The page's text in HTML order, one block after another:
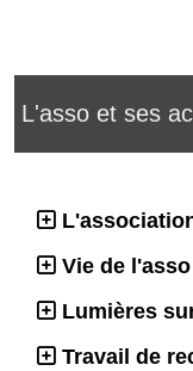
L'asso et ses
Vie de l'asso
Lumières
Travail de